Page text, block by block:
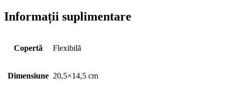
Informații suplimentare
Copertă Flexibilă
Dimensiune 20,5×14,5 cm